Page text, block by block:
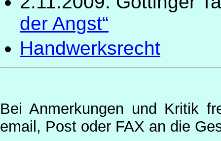
der Angst“
Handwerksrecht
Bei Anmerkungen und Kritik
email, Post oder FAX an die